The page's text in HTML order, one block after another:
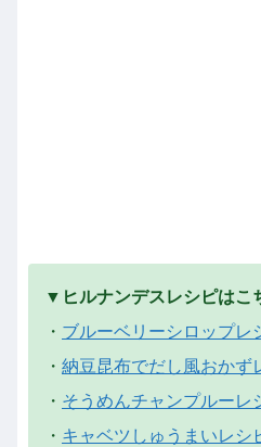
▼ヒルナンデスレシピはこ
・ ブルーベリーシロップレ
・ 納豆昆布でだし風おかず
・ そうめんチャンプルーレ
・ キャベツしゅうまいレシ